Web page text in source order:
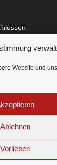
Website und
Ablehnen
Vorlieben
- 18:00
- Nina